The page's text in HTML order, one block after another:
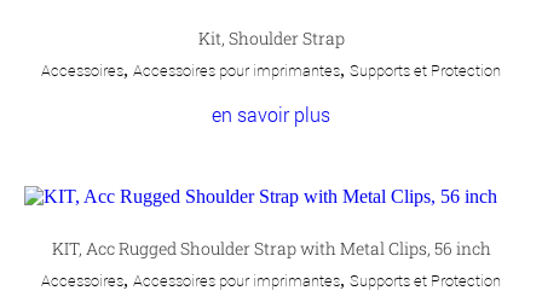
Kit, Shoulder Strap
Accessoires, Accessoires pour imprimantes, Supports et Protection
en savoir plus
KIT, Acc Rugged Shoulder Strap with Metal Clips, 56 inch
Accessoires, Accessoires pour imprimantes, Supports et Protection